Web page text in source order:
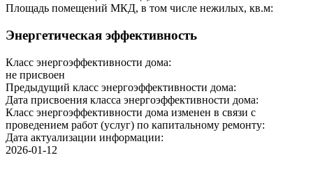
Площадь помещений МКД, в том числе нежилых, кв.м:
Энергетическая эффективность
Класс энергоэффективности дома:
не присвоен
Предыдущий класс энергоэффективности дома:
Дата присвоения класса энергоэффективности дома:
Класс энергоэффективности дома изменен в связи с
проведением работ (услуг) по капитальному ремонту:
Дата актуализации информации:
2026-01-12